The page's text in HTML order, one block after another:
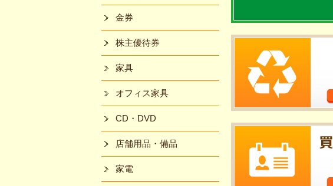
金券
株主優待券
家具
オフィス家具
CD・DVD
店舗用品・備品
家電